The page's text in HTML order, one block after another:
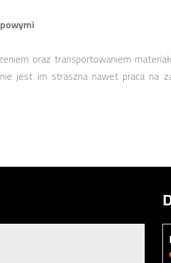
oraz transportowaniem
jest im straszna nawet praca na